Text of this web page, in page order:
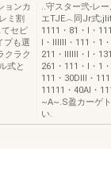
ョンカ
ミ割
セピ
プも選
クラク
式と
..守スター弐-レ
エTJE︿同Jr式
1111・81・l・
l・IIIIII・111・1
211・IIIIII・l・
261・111・l・1
111・30DIII・
11111・40AI・
~A~.S盈カーゲ
い.